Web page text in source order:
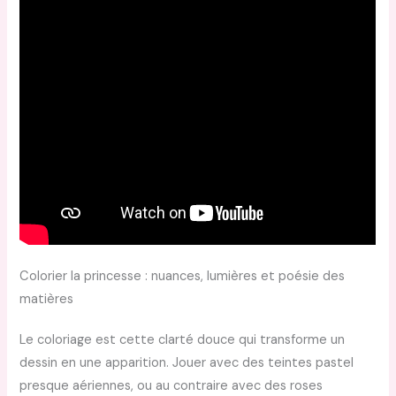
Colorier la princesse : nuances, lumières et poésie des
matières
Le coloriage est cette clarté douce qui transforme un
dessin en une apparition. Jouer avec des teintes pastel
presque aériennes, ou au contraire avec des roses